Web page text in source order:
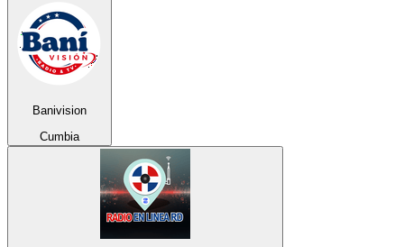
Banivision
Cumbia